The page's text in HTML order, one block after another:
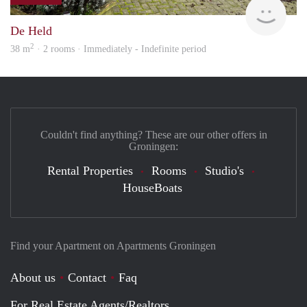
De Held
38 m2 · 2 rooms · Immediately - Indefinite period
Find your Apartment on Apartments Groningen
About us Contact
Faq
Couldn't find anything? These are our other offers in
Groningen:
Rental Properties Rooms
Studio's
HouseBoats